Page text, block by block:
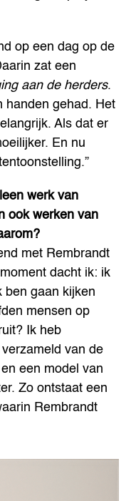
op een dag op de
zat een
aan de herders.
handen gehad. Het
Als dat er
En nu
werk van
ook werken van
met Rembrandt
dacht ik: ik
gaan kijken
mensen op
Ik heb
van de
een model van
Zo ontstaat een
Rembrandt